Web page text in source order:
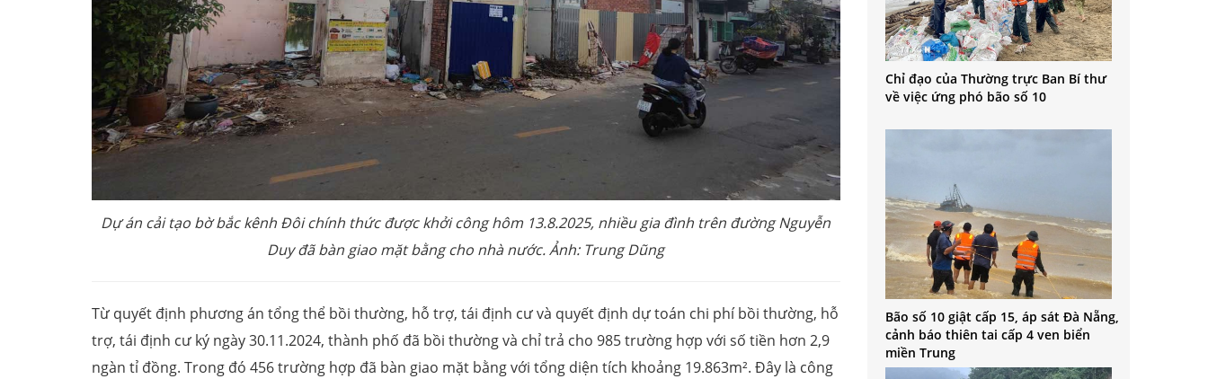
Dự án cải tạo bờ bắc kênh Đôi chính thức được khởi công hôm 13.8.2025, nhiều gia đình trên đường Nguyễn
Duy đã bàn giao mặt bằng cho nhà nước. Ảnh: Trung Dũng
Từ quyết định phương án tổng thể bồi thường, hỗ trợ, tái định cư và quyết định dự toán chi phí bồi thường, hỗ
trợ, tái định cư ký ngày 30.11.2024, thành phố đã bồi thường và chỉ trả cho 985 trường hợp với số tiền hơn 2,9
ngàn tỉ đồng. Trong đó 456 trường hợp đã bàn giao mặt bằng với tổng diện tích khoảng 19.863m². Đây là công
Chỉ đạo của Thường trực Ban Bí thư
về việc ứng phó bão số 10
Bão số 10 giật cấp 15, áp sát Đà Nẵng,
cảnh báo thiên tai cấp 4 ven biển
miền Trung